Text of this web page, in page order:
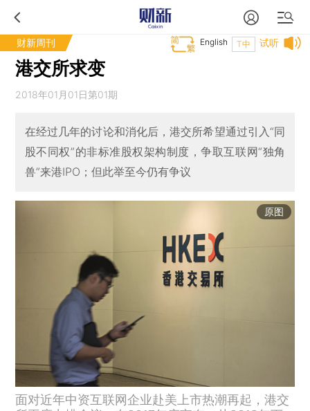
财新周刊 试听
T中
English
港交所求变
2018年01月01日第01期
在经过几年的讨论和消化后，港交所希望通过引入“同
股不同权”的非标准股权架构制度，争取互联网“独角
兽”来港IPO；但此举至今仍有争议
原图
面对近年中资互联网企业赴美上市热潮再起，港交